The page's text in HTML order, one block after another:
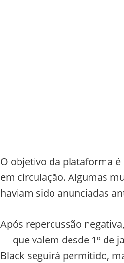
O objetivo da plataforma
em circulação. Algumas
haviam sido anunciadas
Após repercussão
— que valem desde 1º de
Black seguirá permitido,